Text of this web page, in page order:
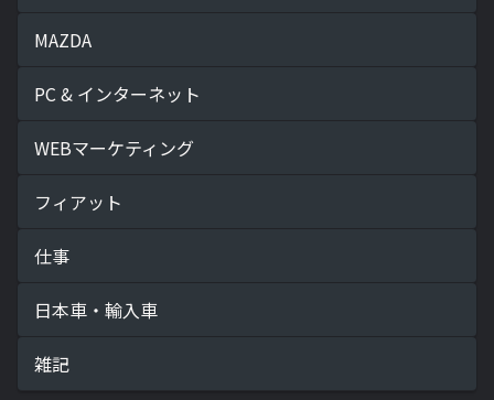
MAZDA
PC & インターネット
WEBマーケティング
フィアット
仕事
日本車・輸入車
雑記